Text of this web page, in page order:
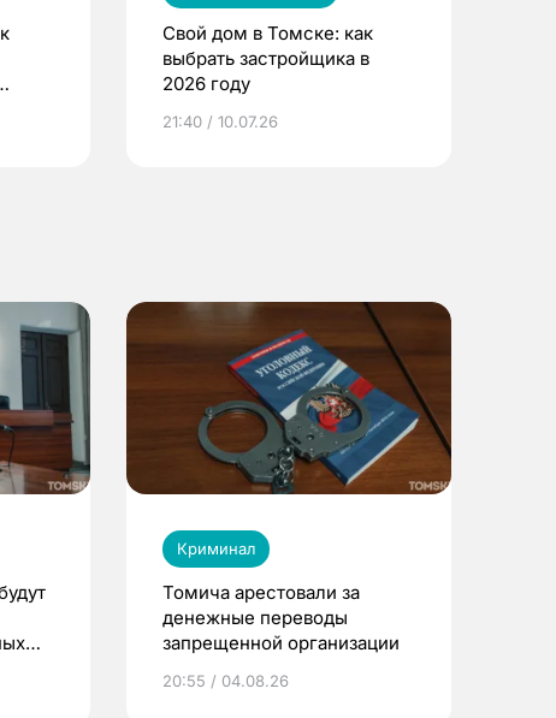
Свой дом в Томске: как
выбрать застройщика в
2026 году
21:40 / 10.07.26
Криминал
Томича арестовали за
денежные переводы
запрещенной организации
20:55 / 04.08.26